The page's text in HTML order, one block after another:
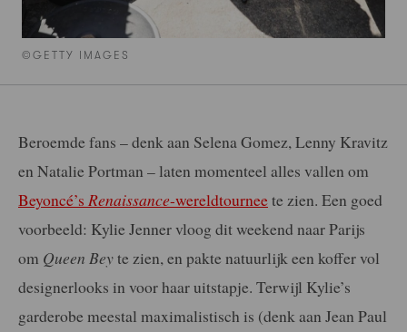
©GETTY IMAGES
Beroemde fans – denk aan Selena Gomez, Lenny Kravitz
en Natalie Portman – laten momenteel alles vallen om
Beyoncé’s Renaissance-wereldtourneete zien. Een goed
voorbeeld: Kylie Jenner vloog dit weekend naar Parijs
om Queen Beyte zien, en pakte natuurlijk een koffer vol
designerlooks in voor haar uitstapje. Terwijl Kylie’s
garderobe meestal maximalistisch is (denk aan Jean Paul